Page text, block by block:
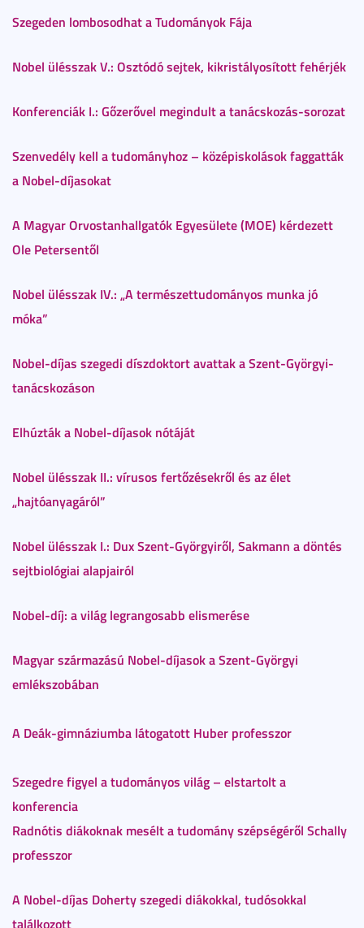
Szegeden lombosodhat a Tudományok Fája
Nobel ülésszak V.: Osztódó sejtek, kikristályosított fehérjék
Konferenciák I.: Gőzerővel megindult a tanácskozás-sorozat
Szenvedély kell a tudományhoz – középiskolások faggatták
a Nobel-díjasokat
A Magyar Orvostanhallgatók Egyesülete (MOE) kérdezett
Ole Petersentől
Nobel ülésszak IV.: „A természettudományos munka jó
móka”
Nobel-díjas szegedi díszdoktort avattak a Szent-Györgyi-
tanácskozáson
Elhúzták a Nobel-díjasok nótáját
Nobel ülésszak II.: vírusos fertőzésekről és az élet
„hajtóanyagáról”
Nobel ülésszak I.: Dux Szent-Györgyiről, Sakmann a döntés
sejtbiológiai alapjairól
Nobel-díj: a világ legrangosabb elismerése
Magyar származású Nobel-díjasok a Szent-Györgyi
emlékszobában
A Deák-gimnáziumba látogatott Huber professzor
Szegedre figyel a tudományos világ – elstartolt a
konferencia
Radnótis diákoknak mesélt a tudomány szépségéről Schally
professzor
A Nobel-díjas Doherty szegedi diákokkal, tudósokkal
találkozott